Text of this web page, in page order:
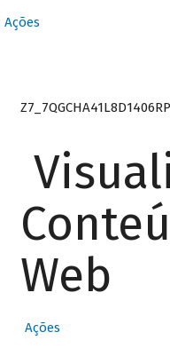
Ações
Web
Ações